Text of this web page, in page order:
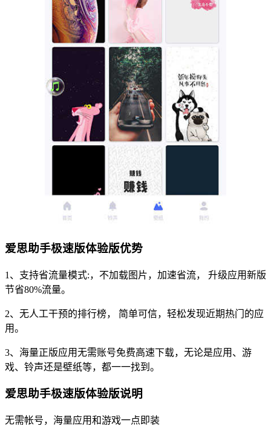
爱思助手极速版体验版优势
1、支持省流量模式:，不加载图片，加速省流， 升级应用新版
节省80%流量。
2、无人工干预的排行榜， 简单可信，轻松发现近期热门的应
用。
3、海量正版应用无需账号免费高速下载，无论是应用、游
戏、铃声还是壁纸等，都一一找到。
爱思助手极速版体验版说明
无需帐号，海量应用和游戏一点即装